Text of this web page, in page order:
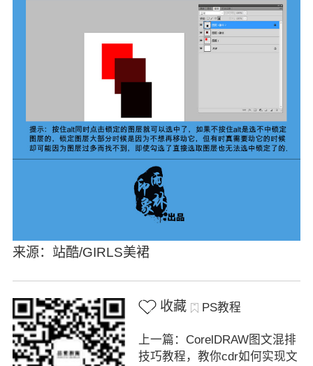
来源：站酷/GIRLS美裙
收藏 PS教程
上一篇：CorelDRAW图文混排
技巧教程，教你cdr如何实现文